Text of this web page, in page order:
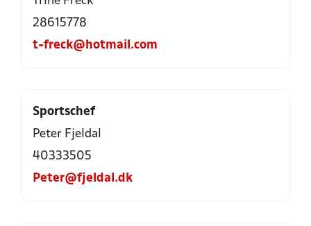
28615778
t-freck@hotmail.com
Sportschef
Peter Fjeldal
40333505
Peter@fjeldal.dk